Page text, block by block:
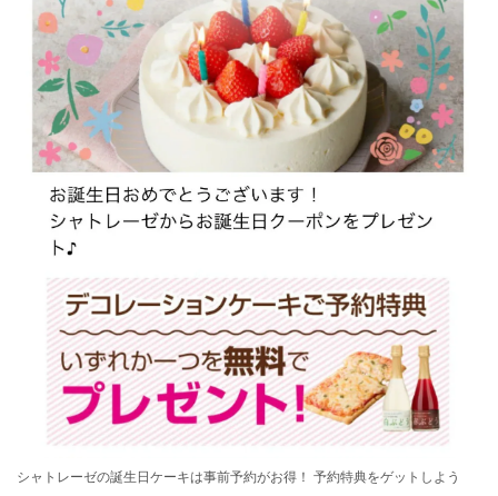
シャトレーゼの誕生日ケーキは事前予約がお得！ 予約特典をゲットしよう